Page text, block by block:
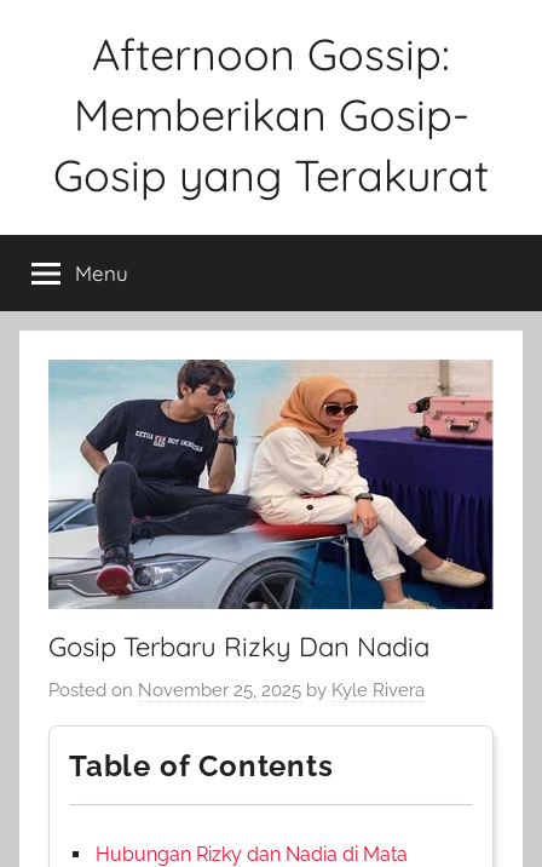
Afternoon Gossip:
Memberikan Gosip-
Gosip yang Terakurat
Tentang
Ke
Gosipan
Berbagai
Kalangan
Menu
Gosip Terbaru Rizky Dan Nadia
Posted on November 25, 2025 by Kyle Rivera
Table of Contents
Hubungan Rizky dan Nadia di Mata